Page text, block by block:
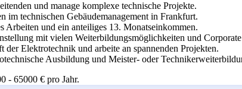
und manage komplexe technische Projekte.
im technischen Gebäudemanagement in Frankfurt.
Arbeiten und ein anteiliges 13. Monatseinkommen.
mit vielen Weiterbildungsmöglichkeiten und
der Elektrotechnik und arbeite an spannenden Projekten.
Ausbildung und Meister- oder
- 65000 € pro Jahr.